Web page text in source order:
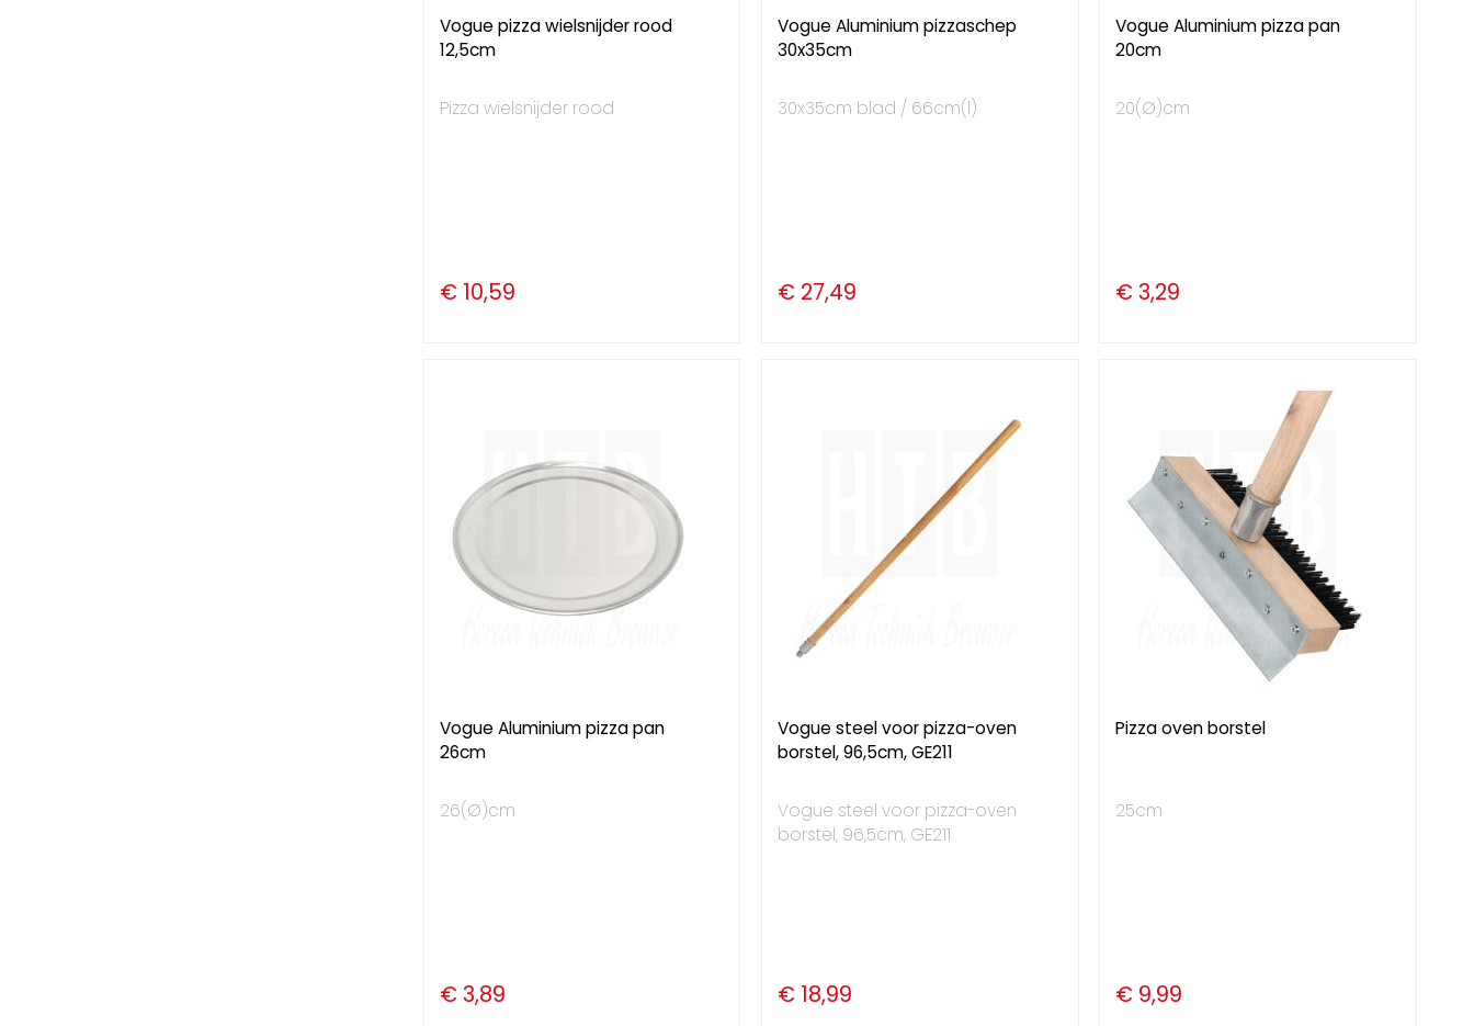
Vogue pizza wielsnijder rood
12,5cm
Pizza wielsnijder rood
€ 10,59
Vogue Aluminium pizzaschep
30x35cm
30x35cm blad / 66cm(l)
€ 27,49
Vogue Aluminium pizza pan
20cm
20(Ø)cm
€ 3,29
Vogue Aluminium pizza pan
26cm
26(Ø)cm
€ 3,89
Vogue steel voor pizza-oven
borstel, 96,5cm, GE211
Vogue steel voor pizza-oven
borstel, 96,5cm, GE211
€ 18,99
Pizza oven borstel
25cm
€ 9,99